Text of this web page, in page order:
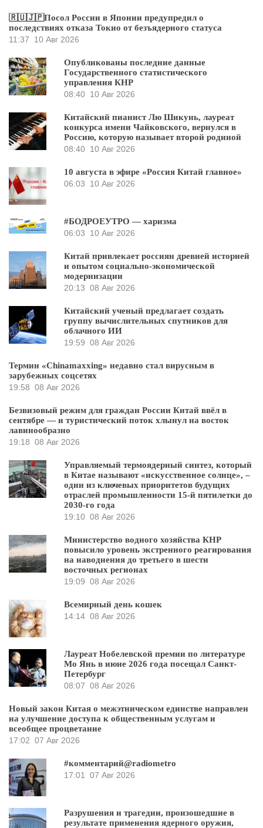
🇷🇺🇯🇵Посол России в Японии предупредил о
последствиях отказа Токио от безъядерного статуса
11:37
10 Авг 2026
Опубликованы последние данные
Государственного статистического
управления КНР
08:40 10 Авг 2026
Китайский пианист Лю Шикунь, лауреат
конкурса имени Чайковского, вернулся в
Россию, которую называет второй родиной
08:40 10 Авг 2026
10 августа в эфире «Россия Китай главное»
06:03
10 Авг 2026
#БОДРОЕУТРО — харизма
06:03
10 Авг 2026
Китай привлекает россиян древней историей
и опытом социально-экономической
модернизации
20:13 08 Авг 2026
Китайский ученый предлагает создать
группу вычислительных спутников для
облачного ИИ
19:59 08 Авг 2026
Термин «Chinamaxxing» недавно стал вирусным в
зарубежных соцсетях
19:58 08 Авг 2026
Безвизовый режим для граждан России Китай ввёл в
сентябре — и туристический поток хлынул на восток
лавинообразно
19:18 08 Авг 2026
Управляемый термоядерный синтез, который
в Китае называют «искусственное солнце», –
один из ключевых приоритетов будущих
отраслей промышленности 15-й пятилетки до
2030-го года
19:10 08 Авг 2026
Министерство водного хозяйства КНР
повысило уровень экстренного реагирования
на наводнения до третьего в шести
восточных регионах
19:09 08 Авг 2026
Всемирный день кошек
14:14 08 Авг 2026
Лауреат Нобелевской премии по литературе
Мо Янь в июне 2026 года посещал Санкт-
Петербург
08:07 08 Авг 2026
Новый закон Китая о межэтническом единстве направлен
на улучшение доступа к общественным услугам и
всеобщее процветание
17:02 07 Авг 2026
#комментарий@radiometro
17:01
07 Авг 2026
Разрушения и трагедии, произошедшие в
результате применения ядерного оружия,